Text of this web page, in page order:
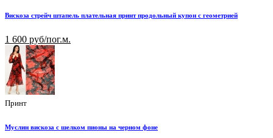
Вискоза стрейч штапель плательная принт продольный купон с геометрией
1 600 руб/пог.м.
Принт
Муслин вискоза с шелком пионы на черном фоне